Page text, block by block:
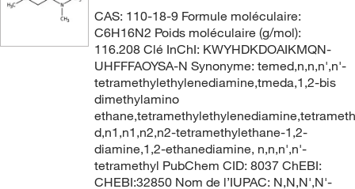
CAS: 110-18-9 Formule moléculaire:
C6H16N2 Poids moléculaire (g/mol):
116.208 Clé InChI: KWYHDKDOAIKMQN-
UHFFFAOYSA-N Synonyme: temed,n,n,n',n'-
tetramethylethylenediamine,tmeda,1,2-bis
dimethylamino
d,n1,n1,n2,n2-tetramethylethane-1,2-
diamine,1,2-ethanediamine, n,n,n',n'-
tetramethyl PubChem CID: 8037 ChEBI:
CHEBI:32850 Nom de l’IUPAC: N,N,N',N'-